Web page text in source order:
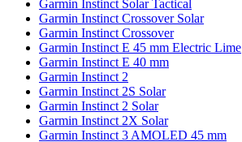
Garmin Instinct Solar Tactical
Garmin Instinct Crossover Solar
Garmin Instinct Crossover
Garmin Instinct E 45 mm Electric Lime
Garmin Instinct E 40 mm
Garmin Instinct 2
Garmin Instinct 2S Solar
Garmin Instinct 2 Solar
Garmin Instinct 2X Solar
Garmin Instinct 3 AMOLED 45 mm